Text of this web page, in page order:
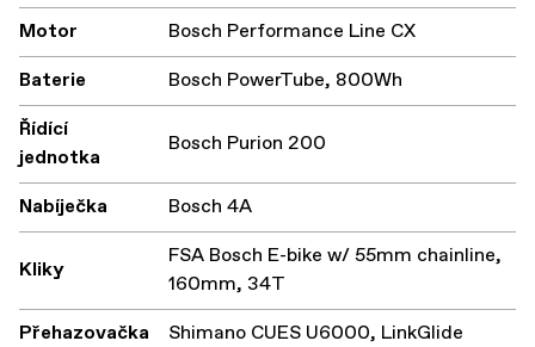
Motor
Bosch Performance Line CX
Baterie
Bosch PowerTube, 800Wh
Řídící
jednotka
Bosch Purion 200
Nabíječka Bosch 4A
Kliky
FSA Bosch E-bike w/ 55mm chainline,
160mm, 34T
Přehazovačka
Shimano CUES U6000, LinkGlide